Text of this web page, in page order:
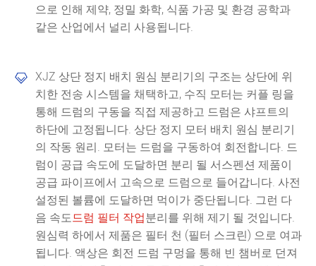
으로 인해 제약, 정밀 화학, 식품 가공 및 환경 공학과
같은 산업에서 널리 사용됩니다.

XJZ 상단 정지 배치 원심 분리기의 구조는 상단에 위
치한 전송 시스템을 채택하고, 수직 모터는 커플 링을
통해 드럼의 구동을 직접 제공하고 드럼은 샤프트의
하단에 고정됩니다. 상단 정지 모터 배치 원심 분리기
의 작동 원리. 모터는 드럼을 구동하여 회전합니다. 드
럼이 공급 속도에 도달하면 분리 될 서스펜션 제품이
공급 파이프에서 고속으로 드럼으로 들어갑니다. 사전
설정된 볼륨에 도달하면 먹이가 중단됩니다. 그런 다
음 속도 드럼 필터 작업분리를 위해 제기 될 것입니다.
원심력 하에서 제품은 필터 천 (필터 스크린) 으로 여과
됩니다. 액상은 회전 드럼 구멍을 통해 빈 챔버로 던져